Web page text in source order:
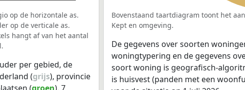
op de horizontale as.
op de verticale as.
hangt af van het aantal
per gebied, de
(grijs), provincie
Bovenstaand taartdiagram toont het
Kept en omgeving.
De gegevens over soorten
woningtypering en de gegevens
soort woning is geografisch-
is huisvest (panden met een